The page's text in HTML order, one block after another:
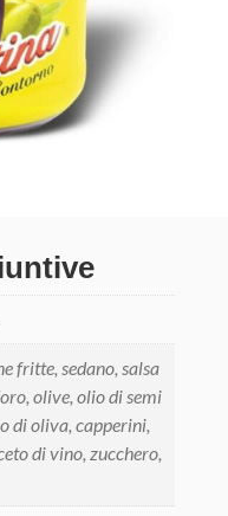
fritte, sedano, salsa
olive, olio di semi
di oliva, capperini,
di vino, zucchero,